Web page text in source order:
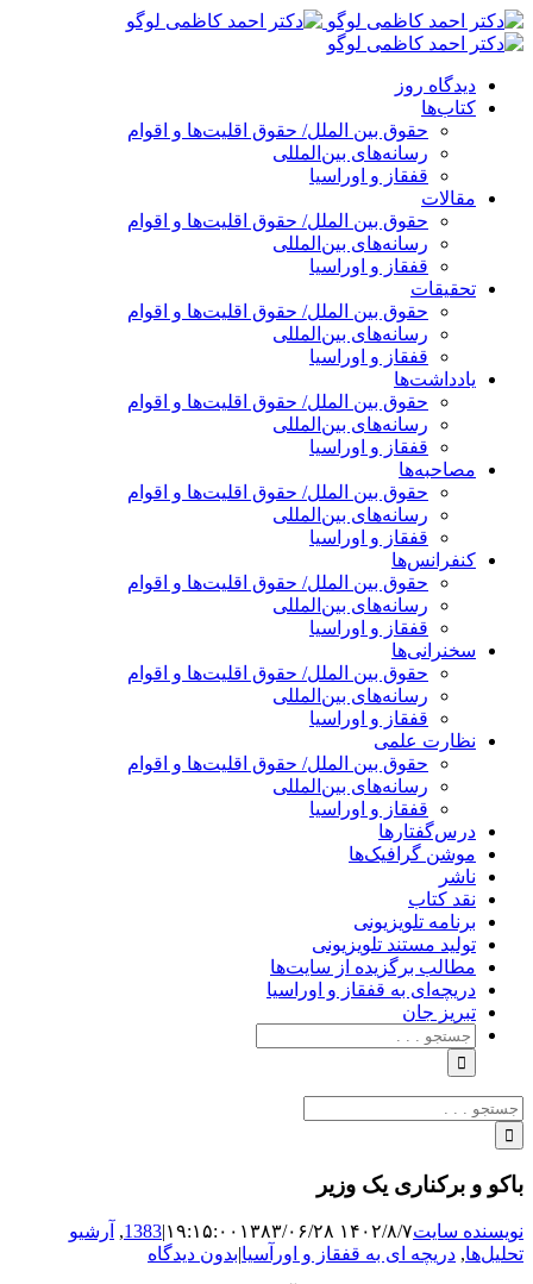
پرش
به
دیدگاه روز
کتاب‌ها
حقوق بین الملل/ حقوق اقلیت‌ها و اقوام
رسانه‌های بین‌المللی
قفقاز و اوراسیا
مقالات
حقوق بین الملل/ حقوق اقلیت‌ها و اقوام
رسانه‌های بین‌المللی
قفقاز و اوراسیا
تحقیقات
حقوق بین الملل/ حقوق اقلیت‌ها و اقوام
رسانه‌های بین‌المللی
قفقاز و اوراسیا
یادداشت‌ها
حقوق بین الملل/ حقوق اقلیت‌ها و اقوام
رسانه‌های بین‌المللی
قفقاز و اوراسیا
مصاحبه‌ها
حقوق بین الملل/ حقوق اقلیت‌ها و اقوام
رسانه‌های بین‌المللی
قفقاز و اوراسیا
کنفرانس‌ها
حقوق بین الملل/ حقوق اقلیت‌ها و اقوام
رسانه‌های بین‌المللی
قفقاز و اوراسیا
سخنرانی‌ها
حقوق بین الملل/ حقوق اقلیت‌ها و اقوام
رسانه‌های بین‌المللی
قفقاز و اوراسیا
نظارت علمی
حقوق بین الملل/ حقوق اقلیت‌ها و اقوام
رسانه‌های بین‌المللی
قفقاز و اوراسیا
درس‌گفتارها
موشن گرافیک‌ها
ناشر
نقد کتاب
برنامه‌ تلویزیونی
تولید مستند تلویزیونی
مطالب برگزیده از سایت‌ها
دریچه‌ای به قفقاز و اوراسیا
تبریزِ جان
جستجو
برای:
جستجو
برای:
باکو و برکناری یک وزیر
نویسنده سایت۱۴۰۲/۸/۷ ۱۹:۱۵:۰۰ ۱۳۸۳/۰۶/۲۸ |
1383
, آرشیو
تحلیل‌ها, دریچه ای به قفقاز و اورآسیا|بدون دیدگاه